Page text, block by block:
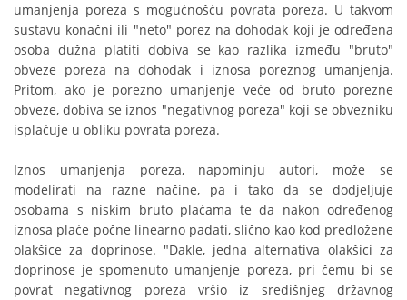
umanjenja poreza s mogućnošću povrata poreza. U takvom
sustavu konačni ili "neto" porez na dohodak koji je određena
osoba dužna platiti dobiva se kao razlika između "bruto"
obveze poreza na dohodak i iznosa poreznog umanjenja.
Pritom, ako je porezno umanjenje veće od bruto porezne
obveze, dobiva se iznos "negativnog poreza" koji se obvezniku
isplaćuje u obliku povrata poreza.
Iznos umanjenja poreza, napominju autori, može se
modelirati na razne načine, pa i tako da se dodjeljuje
osobama s niskim bruto plaćama te da nakon određenog
iznosa plaće počne linearno padati, slično kao kod predložene
olakšice za doprinose. "Dakle, jedna alternativa olakšici za
doprinose je spomenuto umanjenje poreza, pri čemu bi se
povrat negativnog poreza vršio iz središnjeg državnog